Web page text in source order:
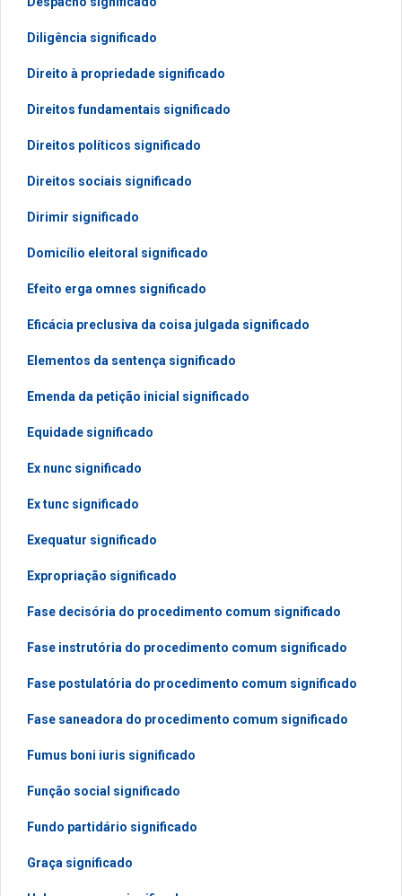
Diligência significado
Direito à propriedade significado
Direitos fundamentais significado
Direitos políticos significado
Direitos sociais significado
Dirimir significado
Domicílio eleitoral significado
Efeito erga omnes significado
Eficácia preclusiva da coisa julgada significado
Elementos da sentença significado
Emenda da petição inicial significado
Equidade significado
Ex nunc significado
Ex tunc significado
Exequatur significado
Expropriação significado
Fase decisória do procedimento comum significado
Fase instrutória do procedimento comum significado
Fase postulatória do procedimento comum significado
Fase saneadora do procedimento comum significado
Fumus boni iuris significado
Função social significado
Fundo partidário significado
Graça significado